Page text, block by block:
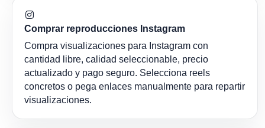
Comprar reproducciones Instagram
Compra visualizaciones para Instagram con
cantidad libre, calidad seleccionable, precio
actualizado y pago seguro. Selecciona reels
concretos o pega enlaces manualmente para repartir
visualizaciones.